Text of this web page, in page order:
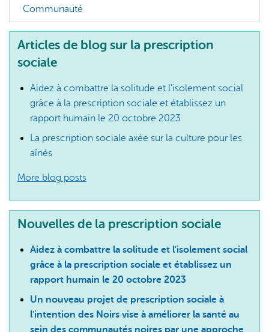
Communauté
Articles de blog sur la prescription
sociale
Aidez à combattre la solitude et l'isolement social
grâce à la prescription sociale et établissez un
rapport humain le 20 octobre 2023
La prescription sociale axée sur la culture pour les
aînés
More blog posts
Nouvelles de la prescription sociale
Aidez à combattre la solitude et l'isolement social
grâce à la prescription sociale et établissez un
rapport humain le 20 octobre 2023
Un nouveau projet de prescription sociale à
l'intention des Noirs vise à améliorer la santé au
sein des communautés noires par une approche